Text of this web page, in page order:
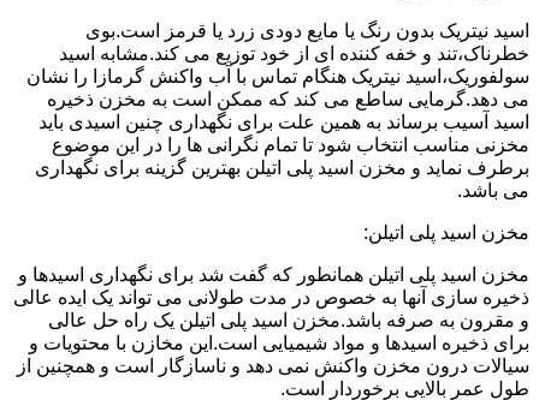
اسید نیتریک بدون رنگ یا مایع دودی زرد یا قرمز است.بوی
خطرناک،تند و خفه کننده ای از خود توزیع می کند.مشابه اسید
سولفوریک،اسید نیتریک هنگام تماس با آب واکنش گرمازا را نشان
می دهد.گرمایی ساطع می کند که ممکن است به مخزن ذخیره
اسید آسیب برساند به همین علت برای نگهداری چنین اسیدی باید
مخزنی مناسب انتخاب شود تا تمام نگرانی ها را در این موضوع
برطرف نماید و مخزن اسید پلی اتیلن بهترین گزینه برای نگهداری
می باشد.
مخزن اسید پلی اتیلن:
مخزن اسید پلی اتیلن همانطور که گفت شد برای نگهداری اسیدها و
ذخیره سازی آنها به خصوص در مدت طولانی می تواند یک ایده عالی
و مقرون به صرفه باشد.مخزن اسید پلی اتیلن یک راه حل عالی
برای ذخیره اسیدها و مواد شیمیایی است.این مخازن با محتویات و
سیالات درون مخزن واکنش نمی دهد و ناسازگار است و همچنین از
طول عمر بالایی برخوردار است.